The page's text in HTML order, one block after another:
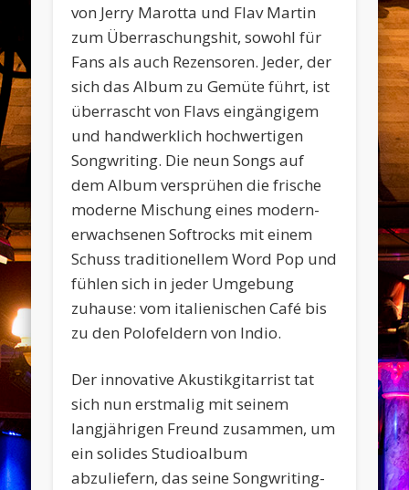
von Jerry Marotta und Flav Martin
zum Überraschungshit, sowohl für
Fans als auch Rezensoren. Jeder, der
sich das Album zu Gemüte führt, ist
überrascht von Flavs eingängigem
und handwerklich hochwertigen
Songwriting. Die neun Songs auf
dem Album versprühen die frische
moderne Mischung eines modern-
erwachsenen Softrocks mit einem
Schuss traditionellem Word Pop und
fühlen sich in jeder Umgebung
zuhause: vom italienischen Café bis
zu den Polofeldern von Indio.
Der innovative Akustikgitarrist tat
sich nun erstmalig mit seinem
langjährigen Freund zusammen, um
ein solides Studioalbum
abzuliefern, das seine Songwriting-